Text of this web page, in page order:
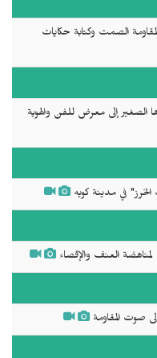
لمقاومة الصمت وكتابة حكايات
الصغير إلى معرض للفن والهوية
في مدينة كويه
لمناهضة العنف والإقصاء
صوت المقاومة